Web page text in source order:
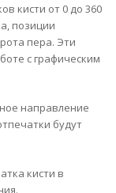
кисти от 0 до 360
позиции
пера. Эти
с графическим
направление
будут
кисти в